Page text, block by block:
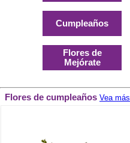
Cumpleaños
Flores de
Mejórate
Flores de cumpleaños Vea más